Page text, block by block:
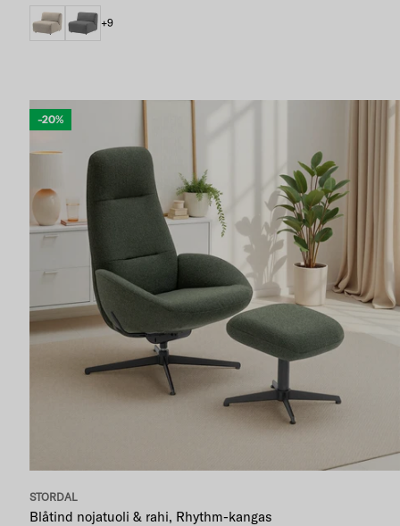
+9
-20%
STORDAL
Blåtind nojatuoli & rahi, Rhythm-kangas